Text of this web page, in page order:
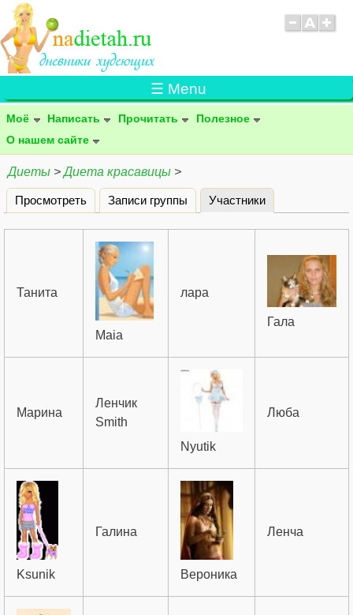
☰ Menu
Моё Написать Прочитать
Полезное
О нашем сайте
Диеты >Диета красавицы >
Главные вкладки
Просмотреть Записи группы Участники
Танита
Maia
лара
Гала
Марина
Ленчик
Smith
Nyutik
Люба
Ksunik
Галина
Вероника
Ленча